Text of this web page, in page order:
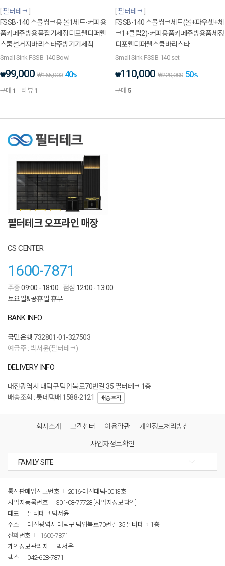
필터테크
FSSB-140 스몰씽크용 볼1세트-커피용
품카페주방용품집기세정디포웰디퍼웰
스쿱설거지바리스타주방기기세척
Small Sink FSSB-140 Bowl
₩99,000 ₩165,000 40%
구매 1 리뷰 1
필터테크
FSSB-140 스몰씽크세트(볼+파우셋+체
크1+클립2)-커피용품카페주방용품세정
디포웰디퍼웰스쿱바리스타
Small Sink FSSB-140 set
₩110,000 ₩220,000 50%
구매5
필터테크 오프라인 매장
CS CENTER
1600-7871
주중09:00 - 18:00 점심 12:00 - 13:00
토요일&공휴일 휴무
BANK INFO
국민은행 732801-01-327503
예금주 : 박서윤(필터테크)
DELIVERY INFO
대전광역시 대덕구 덕암북로70번길 35 필터테크 1층
배송조회 : 롯데택배 1588-2121
배송추적
회사소개 고객센터 이용약관 개인정보처리방침
사업자정보확인
통신판매업신고번호
2016-대전대덕-0013호
사업자등록번호
301-08-77728 [사업자정보확인]
대표
필터테크 박서윤
주소
대전광역시 대덕구 덕암북로70번길 35 필터테크 1층
전화번호
1600-7871
개인정보관리자
박서윤
팩스
042-628-7871